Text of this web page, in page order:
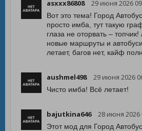
asxxx86808 29 июня 2026
Вот это тема! Город
просто имба, тут такую
глаза не оторвать –
новые маршруты и
летает, багов нет, кайф
aushmel498 29 июня 2026
Чисто имба! Всё летает!
bajutkina646 28 июня 2026
Этот мод для Город